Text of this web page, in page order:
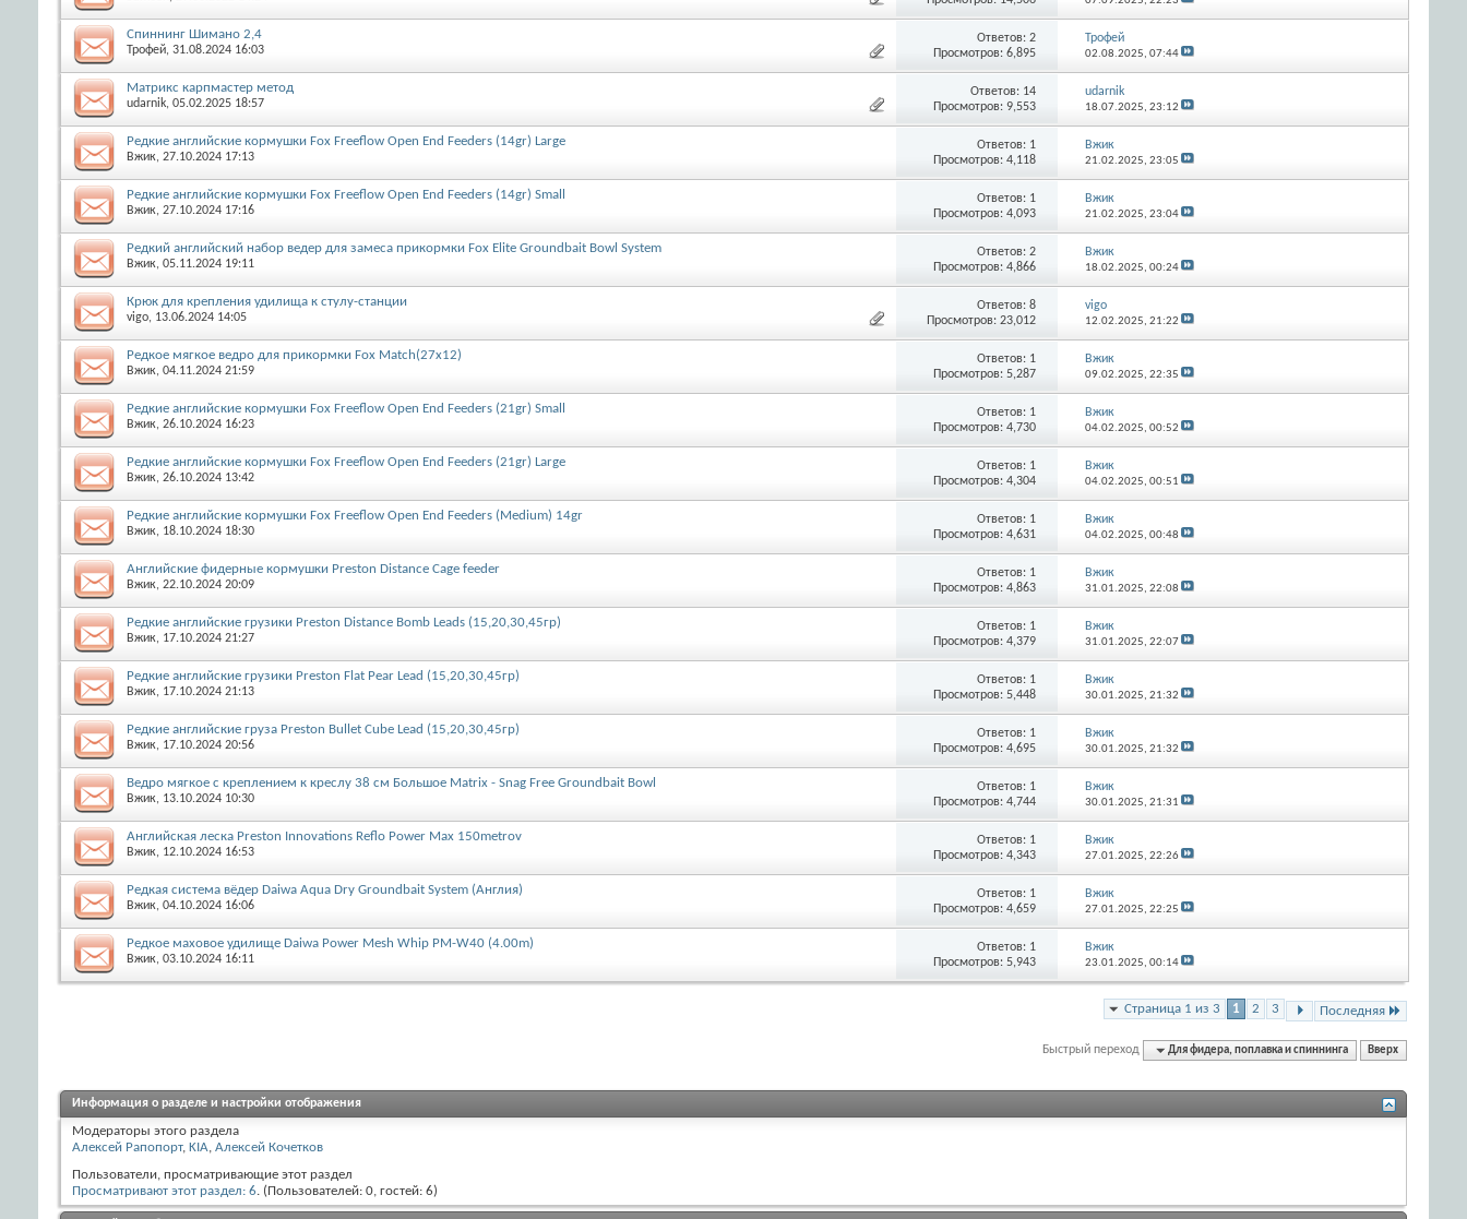
Спиннинг Шимано 2,4
Трофей, 31.08.2024 16:03
Ответов:2
Просмотров: 6,895
Трофей
02.08.2025, 07:44
Матрикс карпмастер метод
udarnik, 05.02.2025 18:57
Ответов: 14
Просмотров: 9,553
udarnik
18.07.2025, 23:12
Редкие английские кормушки Fox Freeflow Open End Feeders (14gr) Large
Вжик, 27.10.2024 17:13
Ответов: 1
Просмотров: 4,118
Вжик
21.02.2025, 23:05
Редкие английские кормушки Fox Freeflow Open End Feeders (14gr) Small
Вжик, 27.10.2024 17:16
Ответов: 1
Просмотров: 4,093
Вжик
21.02.2025, 23:04
Редкий английский набор ведер для замеса прикормки Fox Elite Groundbait Bowl System
Вжик, 05.11.2024 19:11
Ответов:2
Просмотров: 4,866
Вжик
18.02.2025, 00:24
Крюк для крепления удилища к стулу-станции
vigo, 13.06.2024 14:05
Ответов:8
Просмотров: 23,012
vigo
12.02.2025, 21:22
Редкое мягкое ведро для прикормки Fox Match(27x12)
Вжик, 04.11.2024 21:59
Ответов: 1
Просмотров: 5,287
Вжик
09.02.2025, 22:35
Редкие английские кормушки Fox Freeflow Open End Feeders (21gr) Small
Вжик, 26.10.2024 16:23
Ответов: 1
Просмотров: 4,730
Вжик
04.02.2025, 00:52
Редкие английские кормушки Fox Freeflow Open End Feeders (21gr) Large
Вжик, 26.10.2024 13:42
Ответов: 1
Просмотров: 4,304
Вжик
04.02.2025, 00:51
Редкие английские кормушки Fox Freeflow Open End Feeders (Medium) 14gr
Вжик, 18.10.2024 18:30
Ответов: 1
Просмотров: 4,631
Вжик
04.02.2025, 00:48
Английские фидерные кормушки Preston Distance Cage feeder
Вжик, 22.10.2024 20:09
Ответов: 1
Просмотров: 4,863
Вжик
31.01.2025, 22:08
Редкие английские грузики Preston Distance Bomb Leads (15,20,30,45гр)
Вжик, 17.10.2024 21:27
Ответов: 1
Просмотров: 4,379
Вжик
31.01.2025, 22:07
Редкие английские грузики Preston Flat Pear Lead (15,20,30,45гр)
Вжик, 17.10.2024 21:13
Ответов: 1
Просмотров: 5,448
Вжик
30.01.2025, 21:32
Редкие английские груза Preston Bullet Cube Lead (15,20,30,45гр)
Вжик, 17.10.2024 20:56
Ответов: 1
Просмотров: 4,695
Вжик
30.01.2025, 21:32
Ведро мягкое с креплением к креслу 38 см Большое Matrix - Snag Free Groundbait Bowl
Вжик, 13.10.2024 10:30
Ответов: 1
Просмотров: 4,744
Вжик
30.01.2025, 21:31
Английская леска Preston Innovations Reflo Power Max 150metrov
Вжик, 12.10.2024 16:53
Ответов: 1
Просмотров: 4,343
Вжик
27.01.2025, 22:26
Редкая система вёдер Daiwa Aqua Dry Groundbait System (Англия)
Вжик, 04.10.2024 16:06
Ответов: 1
Просмотров: 4,659
Вжик
27.01.2025, 22:25
Редкое маховое удилище Daiwa Power Mesh Whip PM-W40 (4.00m)
Вжик, 03.10.2024 16:11
Ответов: 1
Просмотров: 5,943
Вжик
23.01.2025, 00:14
Страница 1 из 3 1 2 3 Последняя
Быстрый переход Для фидера, поплавка и спиннинга Вверх
Информация о разделе и настройки отображения
Модераторы этого раздела
Алексей Рапопорт, KIA, Алексей Кочетков
Пользователи, просматривающие этот раздел
Просматривают этот раздел: 6. (Пользователей: 0, гостей: 6)